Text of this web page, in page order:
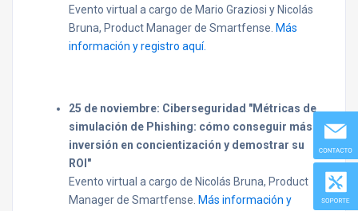
Evento virtual a cargo de Mario Graziosi y Nicolás
Bruna, Product Manager de Smartfense. Más
información y registro aquí.
25 de noviembre: Ciberseguridad "Métricas de
simulación de Phishing: cómo conseguir más
inversión en concientización y demostrar su
ROI"
Evento virtual a cargo de Nicolás Bruna, Product
Manager de Smartfense. Más información y